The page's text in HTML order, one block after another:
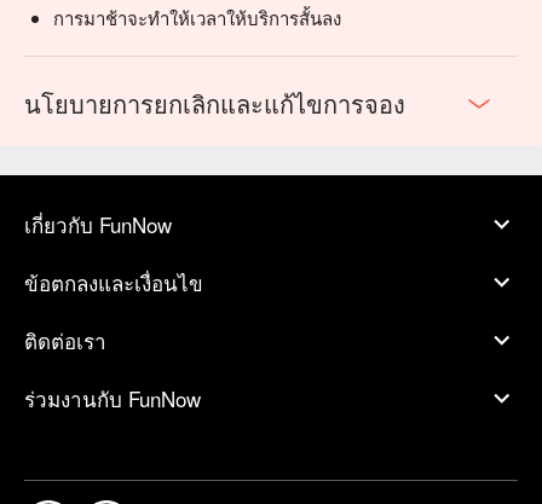
การมาช้าจะทำให้เวลาให้บริการสั้นลง
นโยบายการยกเลิกและแก้ไขการจอง
เกี่ยวกับ FunNow
ข้อตกลงและเงื่อนไข
ติดต่อเรา
ร่วมงานกับ FunNow